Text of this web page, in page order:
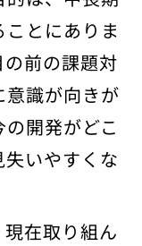
とにありま
前の課題対
識が向きが
開発がどこ
いやすくな
在取り組ん